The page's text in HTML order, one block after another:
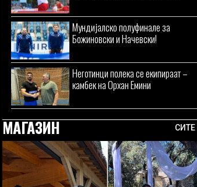
Мундијалско полуфинале за
Божиновски и Начевски!
Неготинци полека се екипираат –
камбек на Орхан Емини
МАГАЗИН СИТЕ